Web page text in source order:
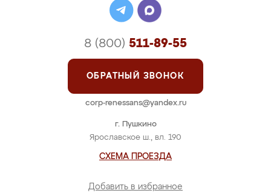
г. Пушкино
Ярославское ш., вл. 190
СХЕМА ПРОЕЗДА
Добавить в избранное
8 (800) 511-89-55
ОБРАТНЫЙ ЗВОНОК
corp-renessans@yandex.ru